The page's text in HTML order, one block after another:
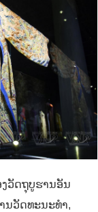
ວັດຖຸບູຮານອັນ
ນວັດທະນະທຳ,